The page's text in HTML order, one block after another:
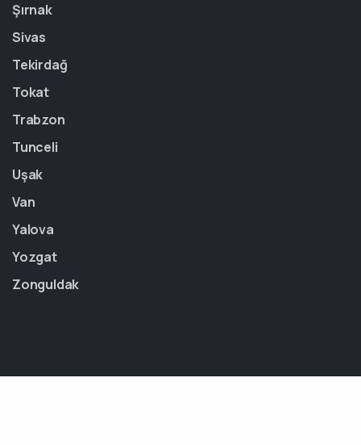
Şırnak
Sivas
Tekirdağ
Tokat
Trabzon
Tunceli
Uşak
Van
Yalova
Yozgat
Zonguldak